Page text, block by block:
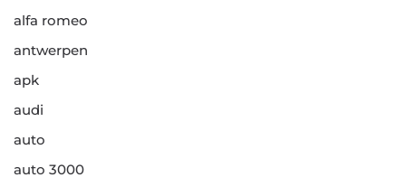
alfa romeo
antwerpen
apk
audi
auto
auto 3000